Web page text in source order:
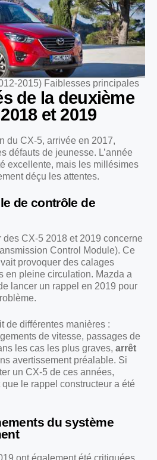
2015) Faiblesses principales
de la deuxième
et 2019
du CX-5, arrivée en 2017,
défauts de jeunesse. L’année
excellente, mais les millésimes
déçu les attentes.
de contrôle de
des CX-5 2018 et 2019 concerne
Control Module). Ce
provoquer des calages
en pleine circulation. Mazda a
lancer un rappel en 2019 pour
de différentes manières :
de vitesse, passages de
les cas les plus graves, arrêt
avertissement préalable. Si
un CX-5 de ces années,
le rappel constructeur a été
du système
ont également été critiquées